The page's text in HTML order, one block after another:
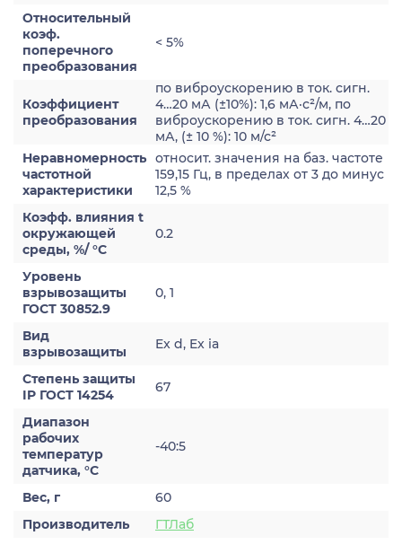
Относительный
коэф.
поперечного
преобразования
< 5%
Коэффициент
преобразования
по виброускорению в ток. сигн.
4…20 мА (±10%): 1,6 мА·с²/м, по
виброускорению в ток. сигн. 4…20
мА, (± 10 %): 10 м/с²
Неравномерность
частотной
характеристики
относит. значения на баз. частоте
159,15 Гц, в пределах от 3 до минус
12,5 %
Коэфф. влияния t
окружающей
среды, %/ °С
0.2
Уровень
взрывозащиты
ГОСТ 30852.9
0, 1
Вид
взрывозащиты
Ex d, Ex ia
Степень защиты
IP ГОСТ 14254
67
Диапазон
рабочих
температур
датчика, °C
-40:5
Вес, г
60
Производитель
ГТЛаб